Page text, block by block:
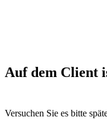
Auf dem Client
Versuchen Sie es bitte